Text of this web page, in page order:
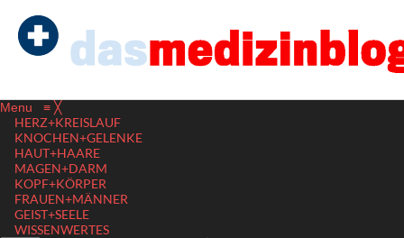
Menu ≡ ╳
HERZ+KREISLAUF
KNOCHEN+GELENKE
HAUT+HAARE
MAGEN+DARM
KOPF+KÖRPER
FRAUEN+MÄNNER
GEIST+SEELE
WISSENWERTES